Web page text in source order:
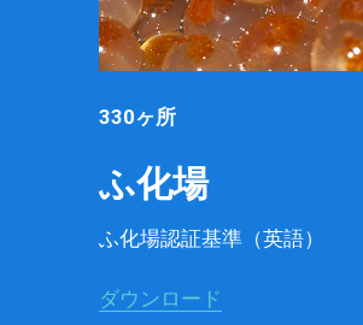
330ヶ所
ふ化場
ふ化場認証基準（英語）
ダウンロード